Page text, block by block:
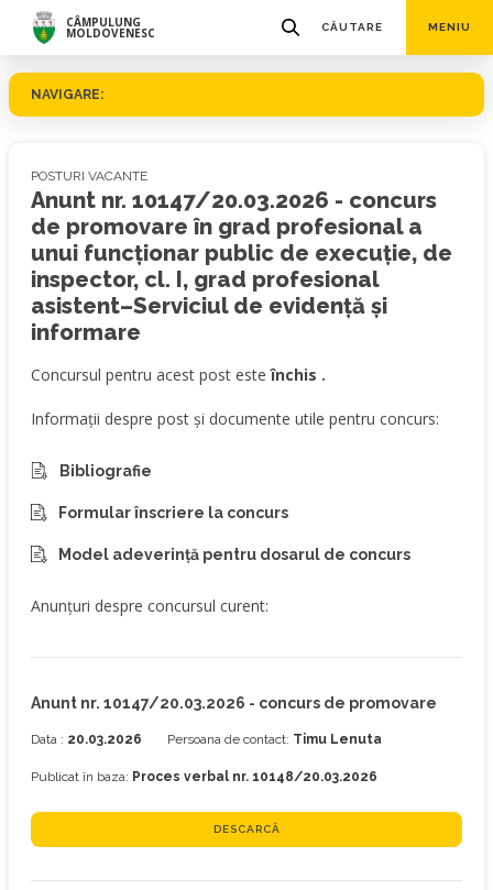
CÂMPULUNG
MOLDOVENESC CĂUTARE MENIU
NAVIGARE:
POSTURI VACANTE
Anunt nr. 10147/20.03.2026 - concurs
de promovare în grad profesional a
unui funcționar public de execuție, de
inspector, cl. I, grad profesional
asistent–Serviciul de evidență și
informare
Concursul pentru acest post esteînchis .
Informații despre post și documente utile pentru concurs:
Bibliografie
Formular înscriere la concurs
Model adeverință pentru dosarul de concurs
Anunțuri despre concursul curent:
Anunt nr. 10147/20.03.2026 - concurs de promovare
Data : 20.03.2026 Persoana de contact: Timu Lenuta
Publicat în baza: Proces verbal nr. 10148/20.03.2026
DESCARCĂ